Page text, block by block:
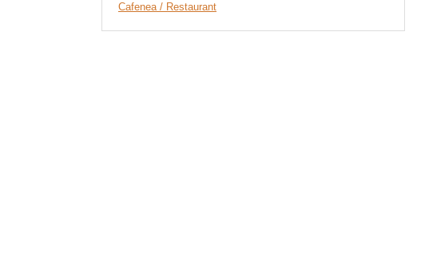
Cafenea / Restaurant